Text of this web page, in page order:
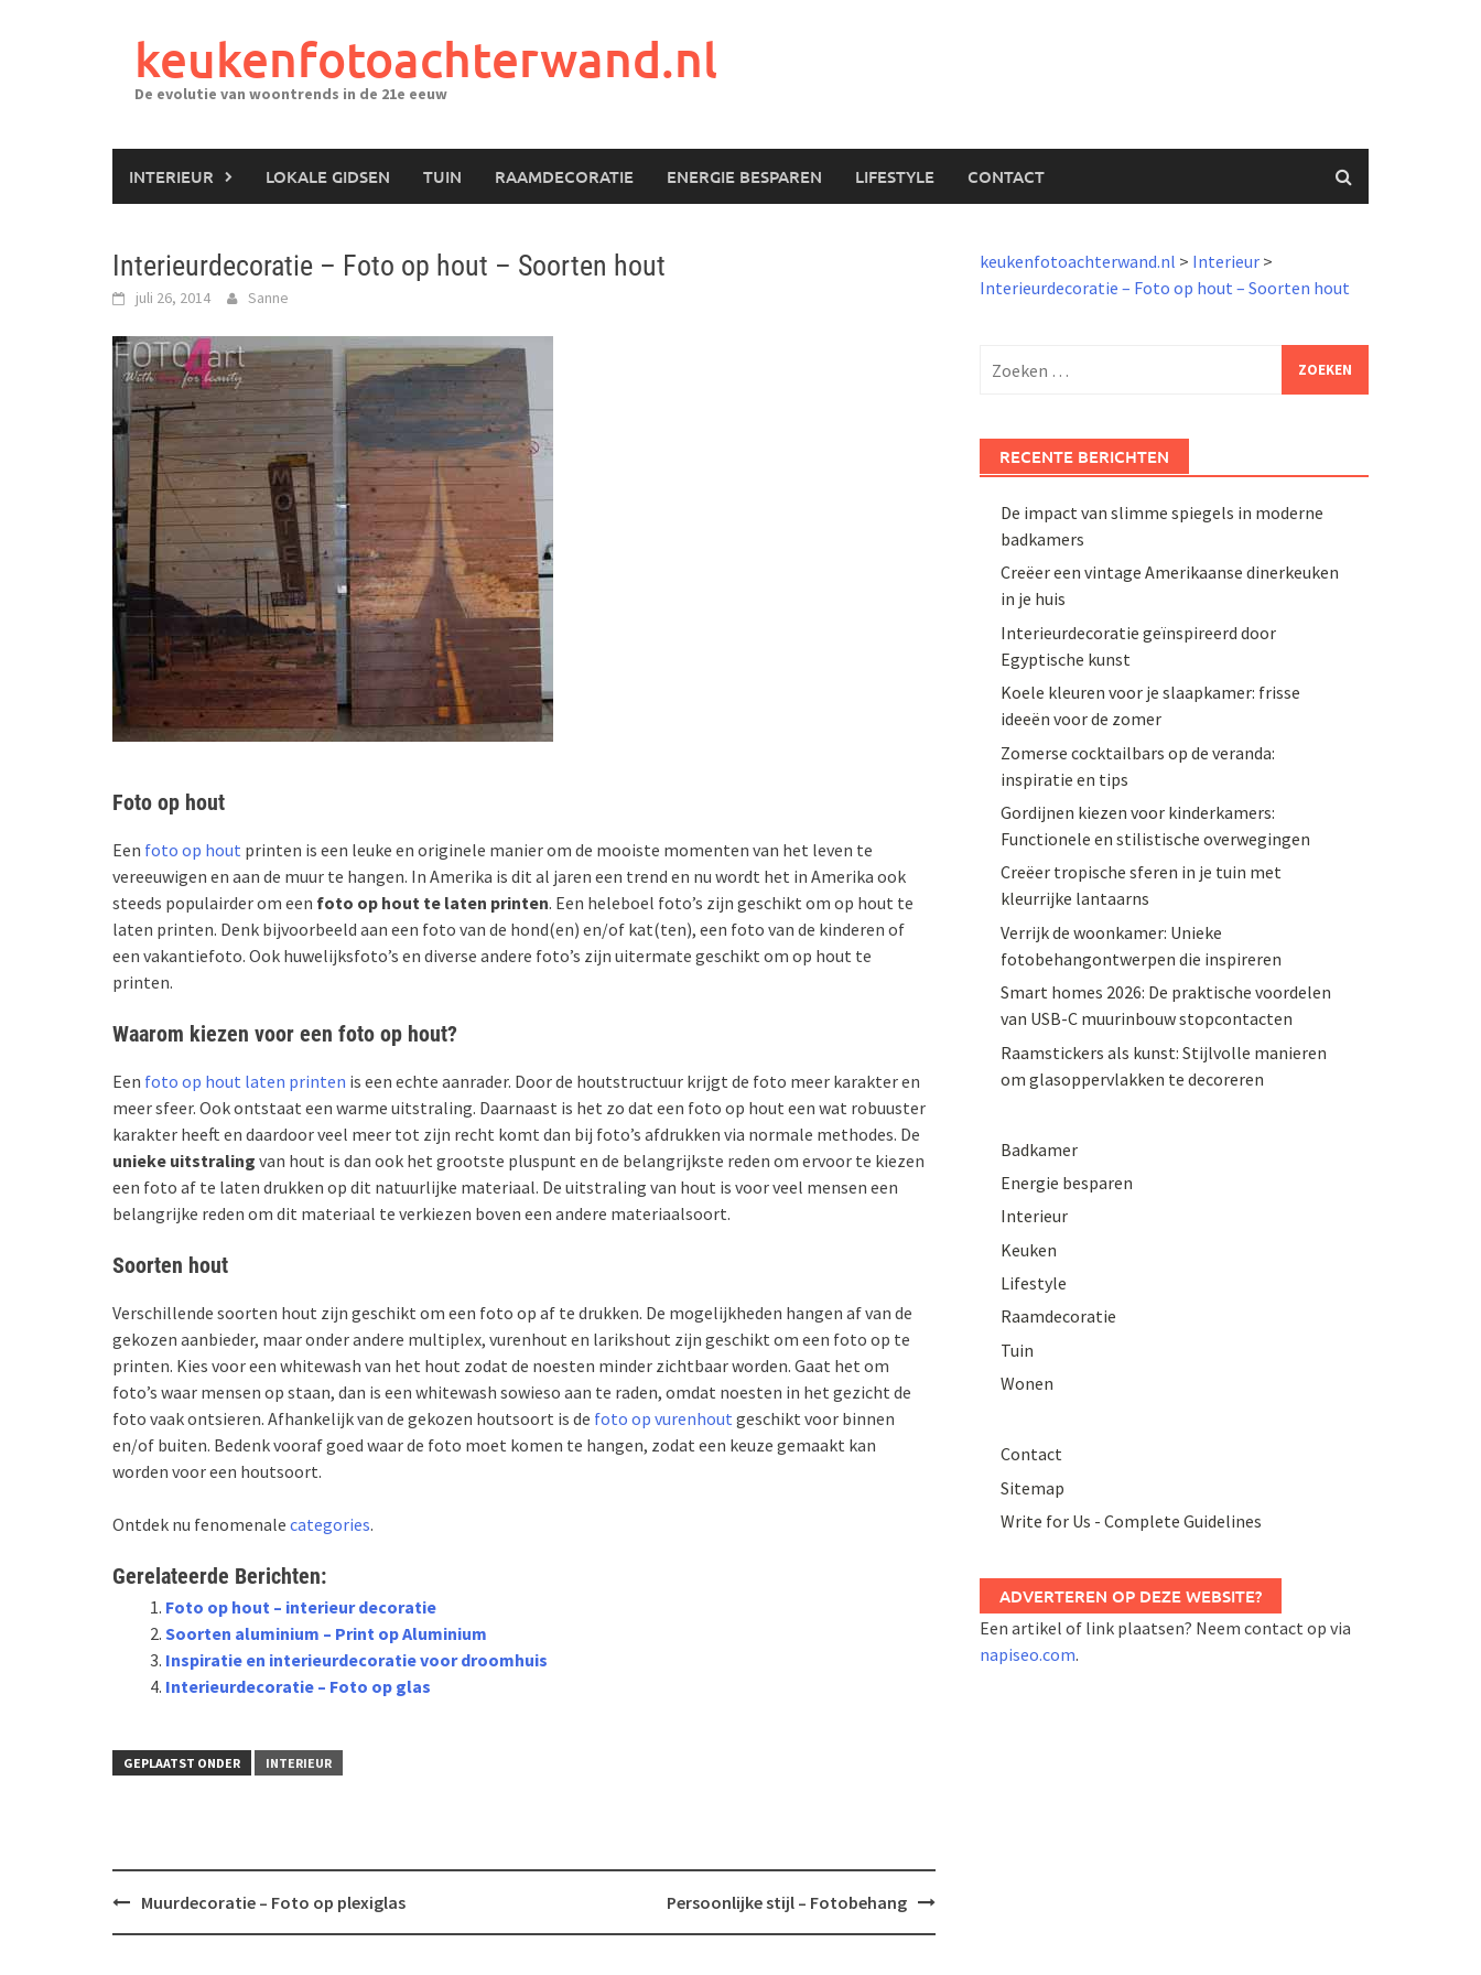
keukenfotoachterwand.nl
De evolutie van woontrends in de 21e eeuw
INTERIEUR LOKALE GIDSEN TUIN RAAMDECORATIE ENERGIE BESPAREN LIFESTYLE CONTACT
Interieurdecoratie – Foto op hout – Soorten hout
juli 26, 2014 Sanne
Foto op hout
Een foto op hout printen is een leuke en originele manier om de mooiste momenten van het leven te
vereeuwigen en aan de muur te hangen. In Amerika is dit al jaren een trend en nu wordt het in Amerika ook
steeds populairder om een foto op hout te laten printen. Een heleboel foto’s zijn geschikt om op hout te
laten printen. Denk bijvoorbeeld aan een foto van de hond(en) en/of kat(ten), een foto van de kinderen of
een vakantiefoto. Ook huwelijksfoto’s en diverse andere foto’s zijn uitermate geschikt om op hout te
printen.
Waarom kiezen voor een foto op hout?
Een foto op hout laten printen is een echte aanrader. Door de houtstructuur krijgt de foto meer karakter en
meer sfeer. Ook ontstaat een warme uitstraling. Daarnaast is het zo dat een foto op hout een wat robuuster
karakter heeft en daardoor veel meer tot zijn recht komt dan bij foto’s afdrukken via normale methodes. De
unieke uitstraling van hout is dan ook het grootste pluspunt en de belangrijkste reden om ervoor te kiezen
een foto af te laten drukken op dit natuurlijke materiaal. De uitstraling van hout is voor veel mensen een
belangrijke reden om dit materiaal te verkiezen boven een andere materiaalsoort.
Soorten hout
Verschillende soorten hout zijn geschikt om een foto op af te drukken. De mogelijkheden hangen af van de
gekozen aanbieder, maar onder andere multiplex, vurenhout en larikshout zijn geschikt om een foto op te
printen. Kies voor een whitewash van het hout zodat de noesten minder zichtbaar worden. Gaat het om
foto’s waar mensen op staan, dan is een whitewash sowieso aan te raden, omdat noesten in het gezicht de
foto vaak ontsieren. Afhankelijk van de gekozen houtsoort is de foto op vurenhout geschikt voor binnen
en/of buiten. Bedenk vooraf goed waar de foto moet komen te hangen, zodat een keuze gemaakt kan
worden voor een houtsoort.
Ontdek nu fenomenale categories.
Gerelateerde Berichten:
Foto op hout – interieur decoratie
Soorten aluminium – Print op Aluminium
Inspiratie en interieurdecoratie voor droomhuis
Interieurdecoratie – Foto op glas
GEPLAATST ONDER INTERIEUR
BerichtMuurdecoratie – Foto op plexiglas Persoonlijke stijl – Fotobehang
keukenfotoachterwand.nl > Interieur>
Interieurdecoratie – Foto op hout – Soorten hout
naar:
RECENTE BERICHTEN
De impact van slimme spiegels in moderne
badkamers
Creëer een vintage Amerikaanse dinerkeuken
in je huis
Interieurdecoratie geïnspireerd door
Egyptische kunst
Koele kleuren voor je slaapkamer: frisse
ideeën voor de zomer
Zomerse cocktailbars op de veranda:
inspiratie en tips
Gordijnen kiezen voor kinderkamers:
Functionele en stilistische overwegingen
Creëer tropische sferen in je tuin met
kleurrijke lantaarns
Verrijk de woonkamer: Unieke
fotobehangontwerpen die inspireren
Smart homes 2026: De praktische voordelen
van USB-C muurinbouw stopcontacten
Raamstickers als kunst: Stijlvolle manieren
om glasoppervlakken te decoreren
Badkamer
Energie besparen
Interieur
Keuken
Lifestyle
Raamdecoratie
Tuin
Wonen
Contact
Sitemap
Write for Us - Complete Guidelines
ADVERTEREN OP DEZE WEBSITE?
Een artikel of link plaatsen? Neem contact op via
napiseo.com.